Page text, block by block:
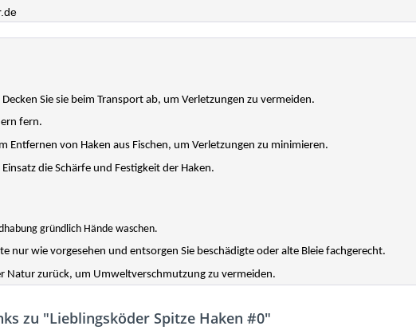
Sie sie beim Transport ab, um Verletzungen zu vermeiden.
fern.
Entfernen von Haken aus Fischen, um Verletzungen zu minimieren.
die Schärfe und Festigkeit der Haken.
gründlich Hände waschen.
nur wie vorgesehen und entsorgen Sie beschädigte oder alte Bleie fachgerecht.
Natur zurück, um Umweltverschmutzung zu vermeiden.
zu "Lieblingsköder Spitze Haken #0"